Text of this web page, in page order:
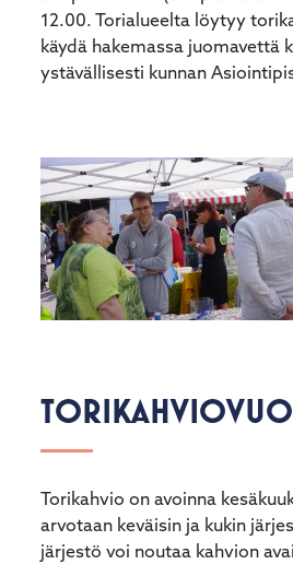
alasvetovalikkoa
alasvetovalikkoa
alasvetovalikkoa
alasvetovalikkoa
12.00. Torialueelta löytyy
käydä hakemassa juomavettä
ystävällisesti kunnan
Torikahvio on avoinna
arvotaan keväisin ja kukin
järjestö voi noutaa kahvion